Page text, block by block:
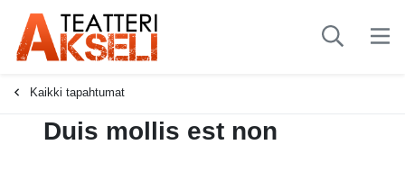
Kaikki tapahtumat
Duis mollis est non